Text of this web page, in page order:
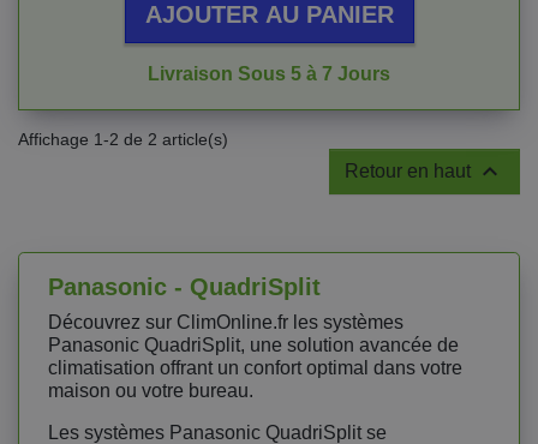
AJOUTER AU PANIER
Livraison Sous 5 à 7 Jours
Affichage 1-2 de 2 article(s)
Retour en haut 
Panasonic - QuadriSplit
Découvrez sur ClimOnline.fr les systèmes
Panasonic QuadriSplit, une solution avancée de
climatisation offrant un confort optimal dans votre
maison ou votre bureau.
Les systèmes Panasonic QuadriSplit se